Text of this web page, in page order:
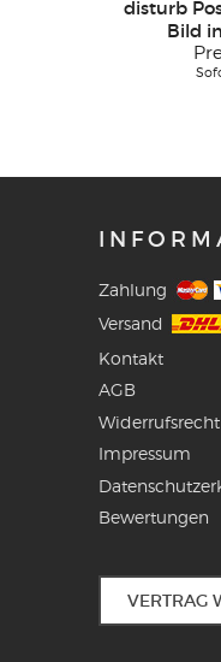
disturb
Bild
Zahlung
Versand
Kontakt
AGB
Widerrufsrecht
Impressum
Bewertungen
VERTRAG